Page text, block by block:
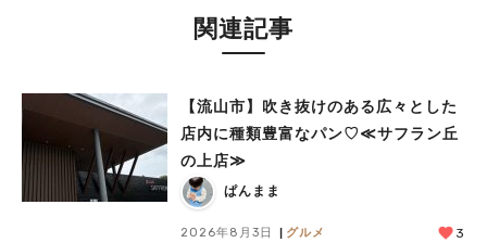
関連記事
【流山市】吹き抜けのある広々とした
店内に種類豊富なパン♡≪サフラン丘
の上店≫
ぱんまま
2026年8月3日 グルメ 3